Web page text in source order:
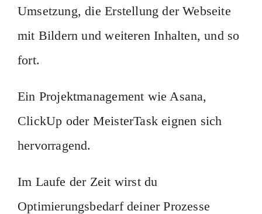
Umsetzung, die Erstellung der Webseite
mit Bildern und weiteren Inhalten, und so
fort.
Ein Projektmanagement wie Asana,
ClickUp oder MeisterTask eignen sich
hervorragend.
Im Laufe der Zeit wirst du
Optimierungsbedarf deiner Prozesse